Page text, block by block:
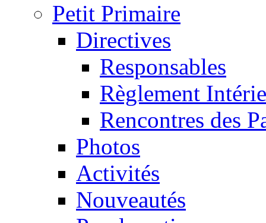
Petit Primaire
Directives
Responsables
Règlement
Rencontres des
Photos
Activités
Nouveautés